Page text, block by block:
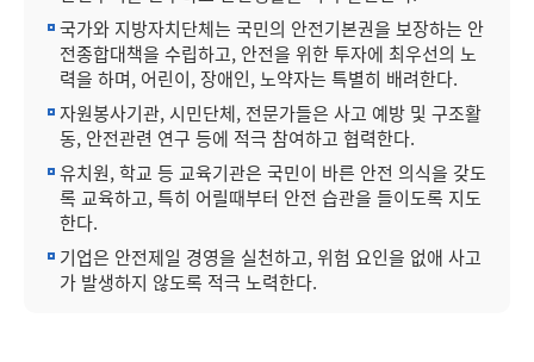
국가와 지방자치단체는 국민의 안전기본권을 보장하는 안
전종합대책을 수립하고, 안전을 위한 투자에 최우선의 노
력을 하며, 어린이, 장애인, 노약자는 특별히 배려한다.
자원봉사기관, 시민단체, 전문가들은 사고 예방 및 구조활
동, 안전관련 연구 등에 적극 참여하고 협력한다.
유치원, 학교 등 교육기관은 국민이 바른 안전 의식을 갖도
록 교육하고, 특히 어릴때부터 안전 습관을 들이도록 지도
한다.
기업은 안전제일 경영을 실천하고, 위험 요인을 없애 사고
가 발생하지 않도록 적극 노력한다.